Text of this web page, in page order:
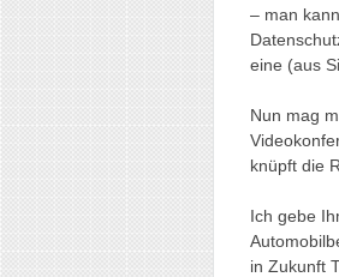
– man
eine (aus
Nun mag
knüpft die
Ich gebe
in Zukunft